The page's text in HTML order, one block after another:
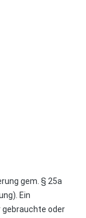
gem. § 25a
Ein
oder